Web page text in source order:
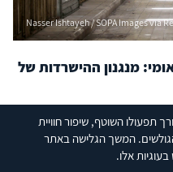
תפעולו השוטף, שיפור חוויית
המשך הגלישה באתר
אלו.
Nasser Ishtayeh / SOPA Images via
מנגנון ההישרדות של
חרף המכות הקשות
מלחמת "חרבות